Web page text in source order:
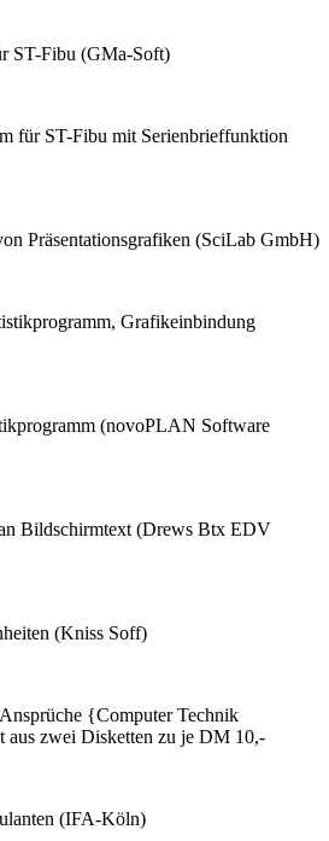
ST-Fibu (GMa-Soft)
für ST-Fibu mit Serienbrieffunktion
Präsentationsgrafiken (SciLab GmbH)
Grafikeinbindung
(novoPLAN Software
Bildschirmtext (Drews Btx EDV
(Kniss Soff)
{Computer Technik
aus zwei Disketten zu je DM 10,-
(IFA-Köln)